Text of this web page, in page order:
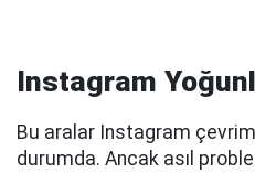
Instagram
Bu aralar Instagram çevrim
durumda. Ancak asıl